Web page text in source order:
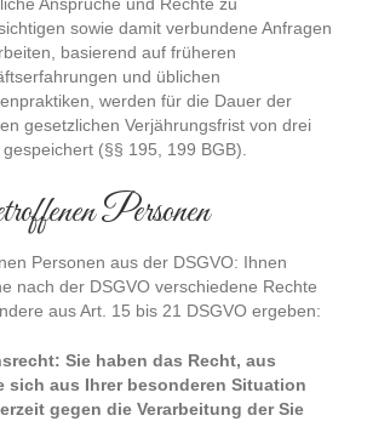
sowie damit verbundene Anfragen
basierend auf früheren
und üblichen
werden für die Dauer der
gesetzlichen Verjährungsfrist von drei
(§§ 195, 199 BGB).
Personen
Personen aus der DSGVO: Ihnen
nach der DSGVO verschiedene Rechte
aus Art. 15 bis 21 DSGVO ergeben:
Sie haben das Recht, aus
sich aus Ihrer besonderen Situation
gegen die Verarbeitung der Sie